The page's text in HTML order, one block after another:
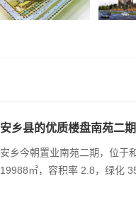
安乡县的优质楼盘南苑二
安乡今朝置业南苑二期，位于
19988㎡，容积率 2.8，绿化